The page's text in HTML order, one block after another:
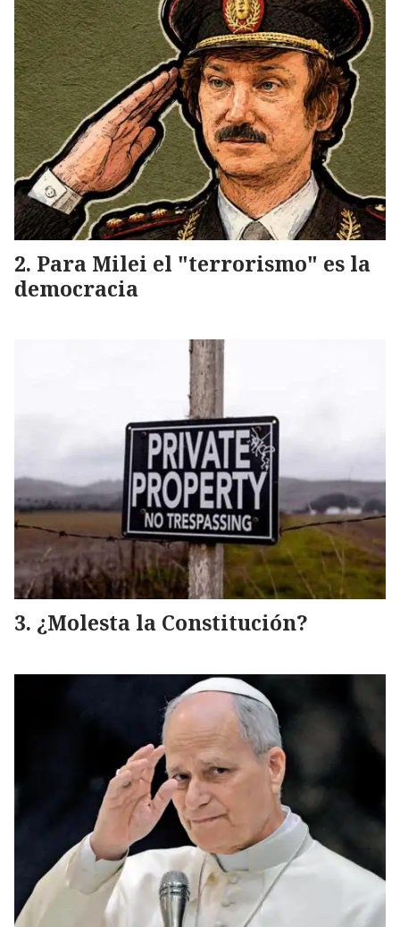
Para Milei el "terrorismo" es la
democracia
¿Molesta la Constitución?